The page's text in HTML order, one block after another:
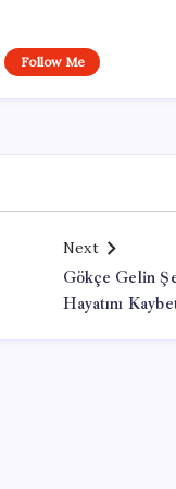
Follow Me
Next
Gökçe Gelin
Hayatını